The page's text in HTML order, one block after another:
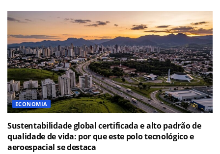
ECONOMIA
Sustentabilidade global certificada e alto padrão de
qualidade de vida: por que este polo tecnológico e
aeroespacial se destaca